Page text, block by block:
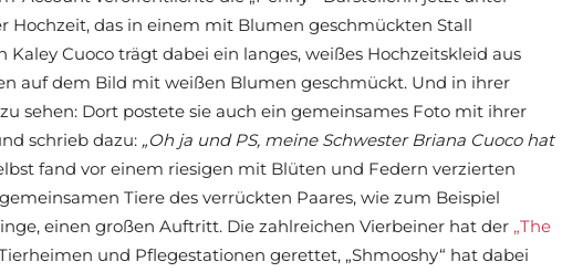
Hochzeit, das in einem mit Blumen geschmückten Stall
Cuoco trägt dabei ein langes, weißes Hochzeitskleid aus
auf dem Bild mit weißen Blumen geschmückt. Und in ihrer
sehen: Dort postete sie auch ein gemeinsames Foto mit ihrer
schrieb dazu: „Oh ja und PS, meine Schwester Briana Cuoco hat
fand vor einem riesigen mit Blüten und Federn verzierten
Tiere des verrückten Paares, wie zum Beispiel
einen großen Auftritt. Die zahlreichen Vierbeiner hat der „The
und Pflegestationen gerettet, „Shmooshy“ hat dabei